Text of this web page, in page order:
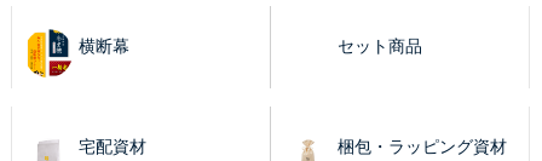
横断幕 セット商品
宅配資材 梱包・ラッピング資材